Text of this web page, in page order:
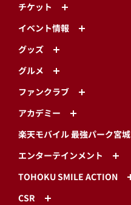
チケット
イベント情報
グッズ
グルメ
ファンクラブ
アカデミー
楽天モバイル 最強パーク宮城
エンターテインメント
TOHOKU SMILE ACTION
CSR